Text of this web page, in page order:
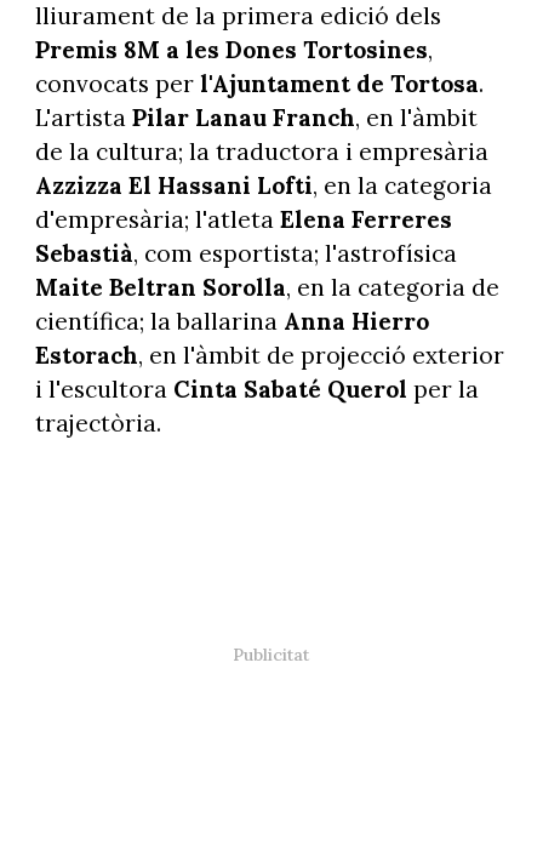
lliurament de la primera edició dels
Premis 8M a les Dones Tortosines,
convocats per l'Ajuntament de Tortosa.
L'artista Pilar Lanau Franch, en l'àmbit
de la cultura; la traductora i empresària
Azzizza El Hassani Lofti, en la categoria
d'empresària; l'atleta Elena Ferreres
Sebastià, com esportista; l'astrofísica
Maite Beltran Sorolla, en la categoria de
científica; la ballarina Anna Hierro
Estorach, en l'àmbit de projecció exterior
i l'escultora Cinta Sabaté Querol per la
trajectòria.